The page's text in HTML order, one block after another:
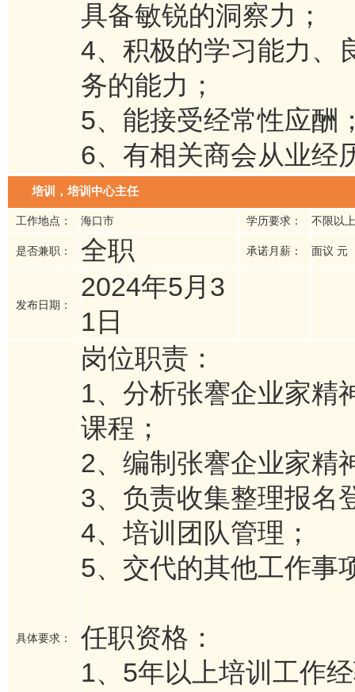
具备敏锐的洞察力；
4、积极的学习能力、
务的能力；
5、能接受经常性应酬
6、有相关商会从业经
培训，培训中心主任
工作地点： 海口市 学历要求： 不限以上
是否兼职： 全职 承诺月薪： 面议 元
发布日期：
2024年5月3
1日
具体要求：
岗位职责：
1、分析张謇企业家精
课程；
2、编制张謇企业家精
3、负责收集整理报名
4、培训团队管理；
5、交代的其他工作事
任职资格：
1、5年以上培训工作